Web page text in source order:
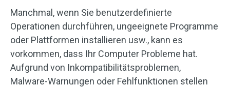
Manchmal, wenn Sie benutzerdefinierte
Operationen durchführen, ungeeignete Programme
oder Plattformen installieren usw., kann es
vorkommen, dass Ihr Computer Probleme hat.
Aufgrund von Inkompatibilitätsproblemen,
Malware-Warnungen oder Fehlfunktionen stellen